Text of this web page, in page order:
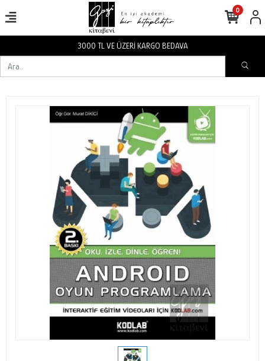
3000 TL VE ÜZERİ KARGO BEDAVA
0